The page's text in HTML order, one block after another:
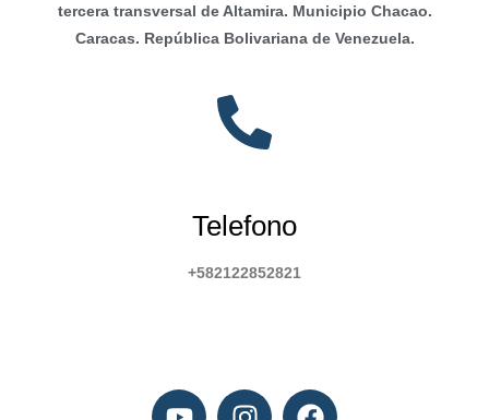
tercera transversal de Altamira. Municipio Chacao.
Caracas. República Bolivariana de Venezuela.
Telefono
+582122852821